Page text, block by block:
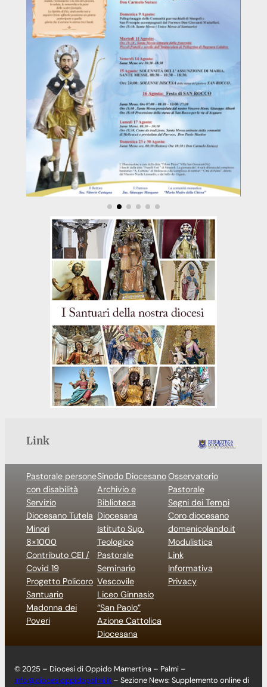
Link
Pastorale persone
con disabilità
Servizio
Diocesano Tutela
Minori
8×1000
Contributo CEI /
Covid 19
Progetto Policoro
Santuario
Madonna dei
Poveri
Sinodo Diocesano
Archivio e
Biblioteca
Diocesana
Istituto Sup.
Teologico
Pastorale
Seminario
Vescovile
Liceo Ginnasio
“San Paolo”
Azione Cattolica
Diocesana
Osservatorio
Pastorale
Segni dei Tempi
Coro diocesano
domenicolando.it
Modulistica
Link
Informativa
Privacy
© 2025 – Diocesi di Oppido Mamertina – Palmi –
info@diocesioppidopalmi.it – Sezione News: Supplemento online di